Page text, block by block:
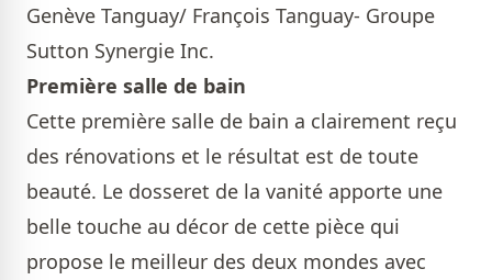
Genève Tanguay/ François Tanguay- Groupe
Sutton Synergie Inc.
Première salle de bain
Cette première salle de bain a clairement reçu
des rénovations et le résultat est de toute
beauté. Le dosseret de la vanité apporte une
belle touche au décor de cette pièce qui
propose le meilleur des deux mondes avec